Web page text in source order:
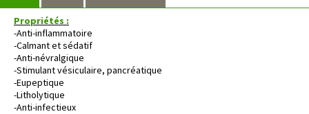
Propriétés :
-Anti-inflammatoire
-Calmant et sédatif
-Anti-névralgique
-Stimulant vésiculaire, pancréatique
-Eupeptique
-Litholytique
-Anti-infectieux